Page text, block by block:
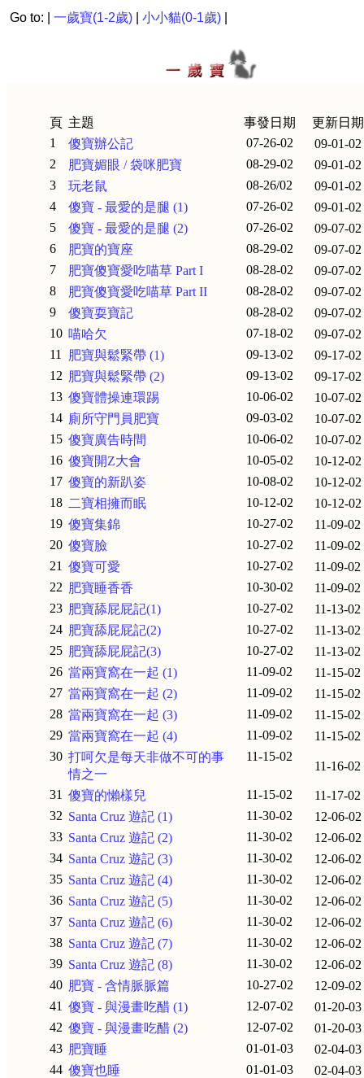
Go to: | 一歲寶(1-2歲) 小小貓(0-1歲)
頁 主題 事發日期
更新日期
1
傻寶辦公記 07-26-02
09-01-02
2
肥寶媚眼 / 袋咪肥寶 08-29-02
09-01-02
3
玩老鼠 08-26/02
09-01-02
4
傻寶 - 最愛的是腿 (1) 07-26-02
09-01-02
5
傻寶 - 最愛的是腿 (2) 07-26-02
09-07-02
6
肥寶的寶座 08-29-02
09-07-02
7
肥寶傻寶愛吃喵草 Part I 08-28-02
09-07-02
8
肥寶傻寶愛吃喵草 Part II 08-28-02
09-07-02
9
傻寶耍寶記 08-28-02
09-07-02
10 喵哈欠 07-18-02
09-07-02
11
肥寶與鬆緊帶 (1) 09-13-02
09-17-02
12 肥寶與鬆緊帶 (2) 09-13-02
09-17-02
13 傻寶體操連環踢 10-06-02
10-07-02
14 廁所守門員肥寶 09-03-02
10-07-02
15 傻寶廣告時間 10-06-02
10-07-02
16 傻寶開Z大會 10-05-02
10-12-02
17 傻寶的新趴姿 10-08-02
10-12-02
18 二寶相擁而眠 10-12-02
10-12-02
19 傻寶集錦 10-27-02
11-09-02
20 傻寶臉 10-27-02
11-09-02
21 傻寶可愛 10-27-02
11-09-02
22 肥寶睡香香 10-30-02
11-09-02
23 肥寶舔屁屁記(1) 10-27-02
11-13-02
24 肥寶舔屁屁記(2) 10-27-02
11-13-02
25 肥寶舔屁屁記(3) 10-27-02
11-13-02
26 當兩寶窩在一起 (1) 11-09-02
11-15-02
27 當兩寶窩在一起 (2) 11-09-02
11-15-02
28 當兩寶窩在一起 (3) 11-09-02
11-15-02
29 當兩寶窩在一起 (4) 11-09-02
11-15-02
30 打呵欠是每天非做不可的事
情之一
11-15-02
11-16-02
31 傻寶的懶樣兒 11-15-02
11-17-02
32 Santa Cruz 遊記 (1) 11-30-02
12-06-02
33 Santa Cruz 遊記 (2) 11-30-02
12-06-02
34 Santa Cruz 遊記 (3) 11-30-02
12-06-02
35 Santa Cruz 遊記 (4) 11-30-02
12-06-02
36 Santa Cruz 遊記 (5) 11-30-02
12-06-02
37 Santa Cruz 遊記 (6) 11-30-02
12-06-02
38 Santa Cruz 遊記 (7) 11-30-02
12-06-02
39 Santa Cruz 遊記 (8) 11-30-02
12-06-02
40 肥寶 - 含情脈脈篇 10-27-02
12-09-02
41 傻寶 - 與漫畫吃醋 (1) 12-07-02
01-20-03
42 傻寶 - 與漫畫吃醋 (2) 12-07-02
01-20-03
43 肥寶睡 01-01-03
02-04-03
44 傻寶也睡 01-01-03
02-04-03